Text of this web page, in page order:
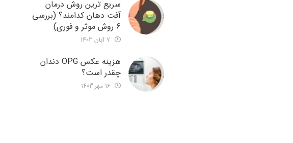
سریع ترین روش درمان
آفت دهان کدامند؟ (بررسی
6 روش موثر و فوری)
هزینه عکس OPG دندان
چقدر است؟